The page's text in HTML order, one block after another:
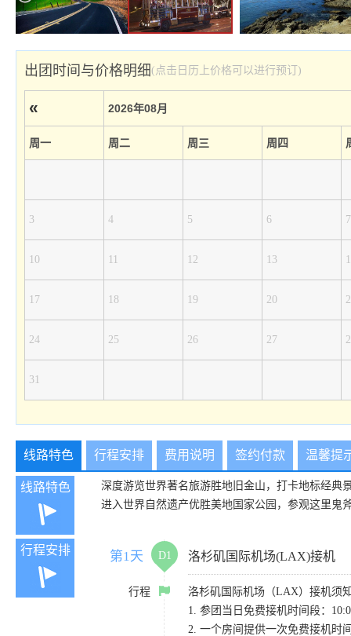
出团时间与价格明细(点击日历上价格可以进行预订)
« 2026年08月
周一 周二 周三 周四
3 4 5 6 7
10 11 12 13
17 18 19 20
24 25 26 27
31
线路特色 行程安排 费用说明 签约付款 温馨提
线路特色
深度游览世界著名旅游胜地旧金山，打卡地标经典
进入世界自然遗产优胜美地国家公园，参观这里鬼
行程安排 第1天 D1 洛杉矶国际机场(LAX)接机
行程
洛杉矶国际机场（LAX）接机须
1. 参团当日免费接机时间段：
2. 一个房间提供一次免费接机时